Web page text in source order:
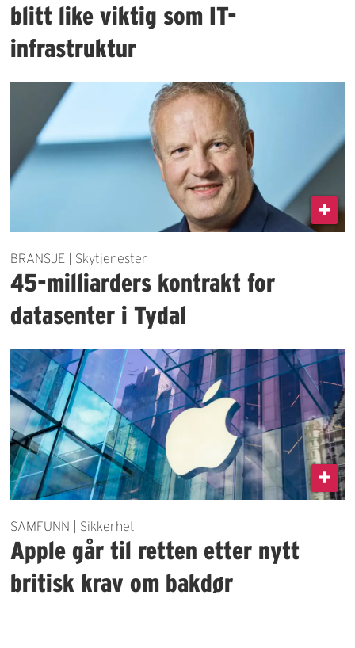
blitt like viktig som IT-
infrastruktur
BRANSJE | Skytjenester
45-milliarders kontrakt for
datasenter i Tydal
SAMFUNN | Sikkerhet
Apple går til retten etter nytt
britisk krav om bakdør